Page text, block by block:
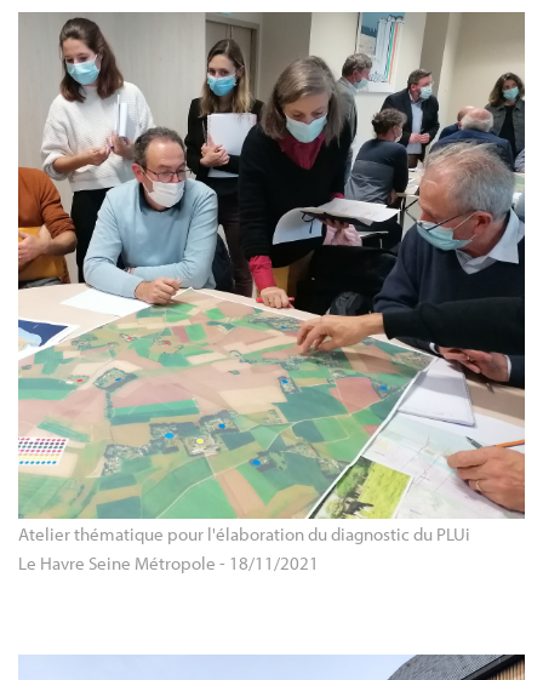
Atelier thématique pour l'élaboration du diagnostic du PLUi
Le Havre Seine Métropole - 18/11/2021